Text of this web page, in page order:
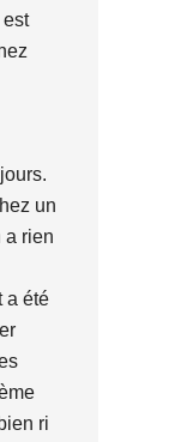
un
a rien
a été
ri